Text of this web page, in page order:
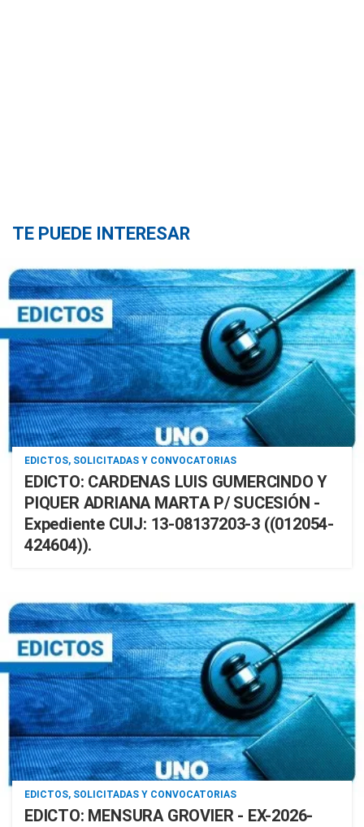
TE PUEDE INTERESAR
EDICTOS, SOLICITADAS Y CONVOCATORIAS
EDICTO: CARDENAS LUIS GUMERCINDO Y
PIQUER ADRIANA MARTA P/ SUCESIÓN -
Expediente CUIJ: 13-08137203-3 ((012054-
424604)).
EDICTOS, SOLICITADAS Y CONVOCATORIAS
EDICTO: MENSURA GROVIER - EX-2026-